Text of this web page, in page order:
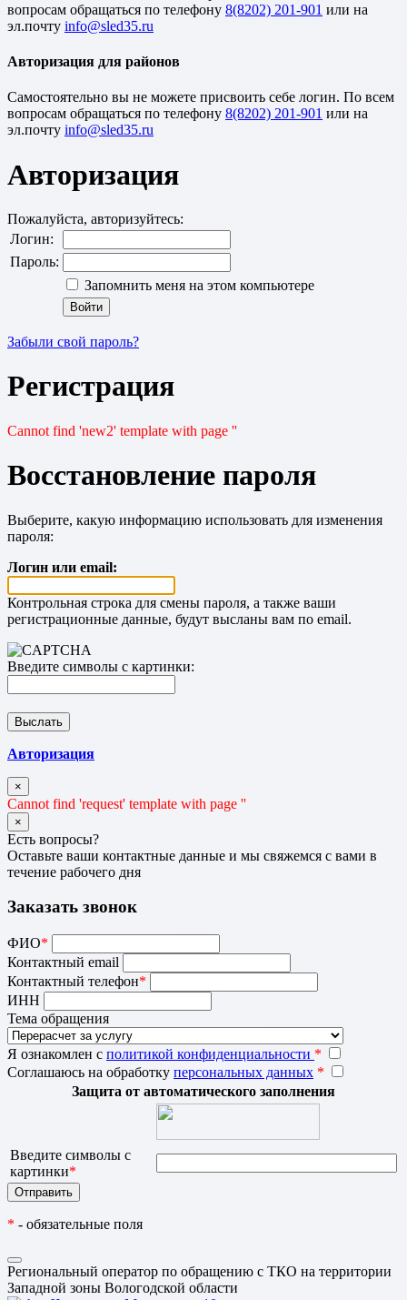
вопросам обращаться по телефону 8(8202) 201-901 или на
эл.почту
Авторизация для районов
Cамостоятельно вы не можете присвоить себе логин. По всем
вопросам обращаться по телефону 8(8202) 201-901 или на
эл.почту
Авторизация
Пожалуйста, авторизуйтесь:
Логин:
Пароль:
Запомнить меня на этом компьютере
Забыли свой пароль?
Регистрация
Cannot find 'new2' template with page ''
Восстановление пароля
Выберите, какую информацию использовать для изменения
пароля:
Логин или email:
Контрольная строка для смены пароля, а также ваши
регистрационные данные, будут высланы вам по email.
Введите символы с картинки:
Авторизация
×
Cannot find 'request' template with page ''
×
Есть вопросы?
Оставьте ваши контактные данные и мы свяжемся с вами в
течение рабочего дня
Заказать звонок
ФИО*
Контактный email
Контактный телефон*
ИНН
Тема обращения
Я ознакомлен с политикой конфиденциальности *
Соглашаюсь на обработку персональных данных *
Защита от автоматического заполнения
Введите символы с
картинки*
* - обязательные поля
Региональный оператор по обращению с ТКО на территории
Западной зоны Вологодской области